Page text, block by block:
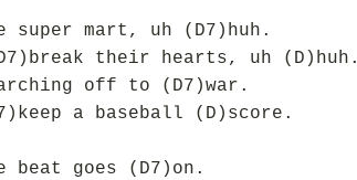
mart, uh (D7)huh.
their hearts, uh (D)huh.
off to (D7)war.
a baseball (D)score.
beat goes (D7)on.